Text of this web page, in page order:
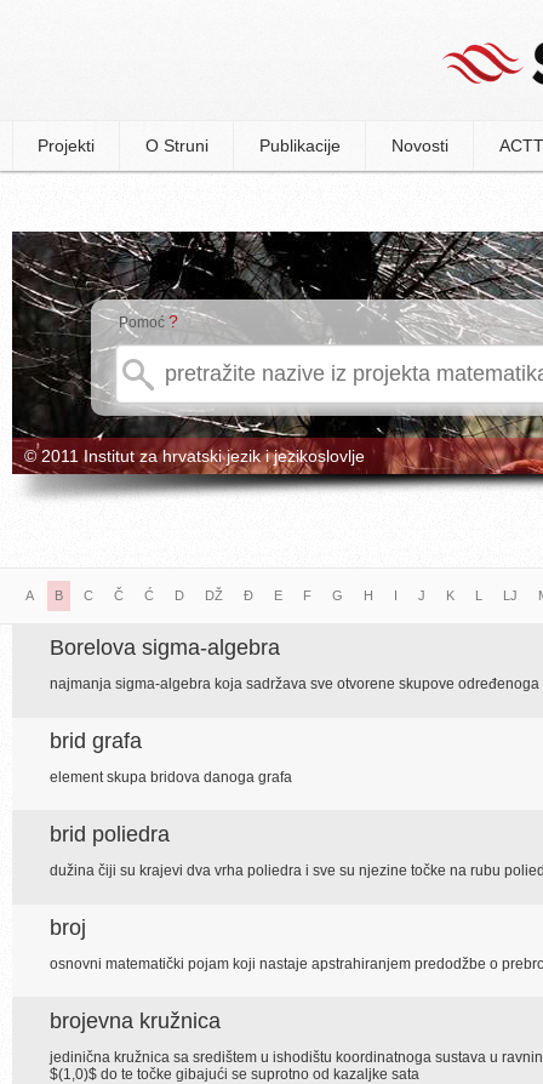
Projekti O Struni Publikacije Novosti
Pomoć ?
© 2011 Institut za hrvatski jezik i jezikoslovlje
A B C Č Ć D DŽ Đ E F G H I J K L LJ
Borelova sigma-algebra
najmanja sigma-algebra koja sadržava sve otvorene skupove
brid grafa
element skupa bridova danoga grafa
brid poliedra
dužina čiji su krajevi dva vrha poliedra i sve su njezine točke na rubu
broj
osnovni matematički pojam koji nastaje apstrahiranjem predodžbe o
brojevna kružnica
jedinična kružnica sa središtem u ishodištu koordinatnoga sustava u
$(1,0)$ do te točke gibajući se suprotno od kazaljke sata